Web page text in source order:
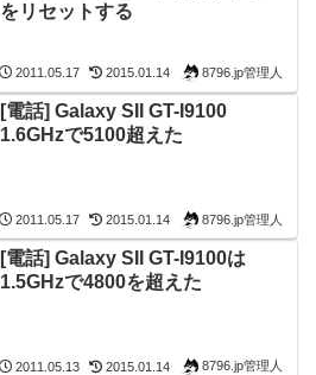
をリセットする
2011.05.17 2015.01.14 8796.jp管理人
[電話] Galaxy SII GT-I9100
1.6GHzで5100超えた
2011.05.17 2015.01.14 8796.jp管理人
[電話] Galaxy SII GT-I9100は
1.5GHzで4800を超えた
2011.05.13 2015.01.14 8796.jp管理人